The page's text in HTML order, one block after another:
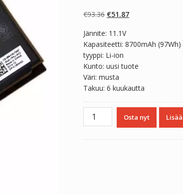
perustuen
asiakkaan
€93.36 Alkuperäinen
oli:
€93.36.
€51.87Nykyinen
€51.87.
Jännite: 11.1V
Kapasiteetti: 8700mAh (97Wh)
tyyppi: Li-ion
Kunto: uusi tuote
Väri: musta
Takuu: 6 kuukautta
Kannettavan
Osta nyt